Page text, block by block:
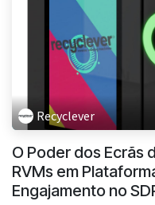
Recyclever
O Poder dos
RVMs em
Engajamento no